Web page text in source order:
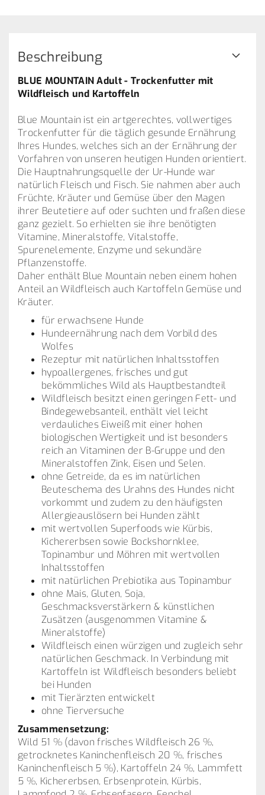
Beschreibung
BLUE MOUNTAIN Adult - Trockenfutter mit
Wildfleisch und Kartoffeln
Blue Mountain ist ein artgerechtes, vollwertiges
Trockenfutter für die täglich gesunde Ernährung
Ihres Hundes, welches sich an der Ernährung der
Vorfahren von unseren heutigen Hunden orientiert.
Die Hauptnahrungsquelle der Ur-Hunde war
natürlich Fleisch und Fisch. Sie nahmen aber auch
Früchte, Kräuter und Gemüse über den Magen
ihrer Beutetiere auf oder suchten und fraßen diese
ganz gezielt. So erhielten sie ihre benötigten
Vitamine, Mineralstoffe, Vitalstoffe,
Spurenelemente, Enzyme und sekundäre
Pflanzenstoffe.
Daher enthält Blue Mountain neben einem hohen
Anteil an Wildfleisch auch Kartoffeln Gemüse und
Kräuter.
für erwachsene Hunde
Hundeernährung nach dem Vorbild des
Wolfes
Rezeptur mit natürlichen Inhaltsstoffen
hypoallergenes, frisches und gut
bekömmliches Wild als Hauptbestandteil
Wildfleisch besitzt einen geringen Fett- und
Bindegewebsanteil, enthält viel leicht
verdauliches Eiweiß mit einer hohen
biologischen Wertigkeit und ist besonders
reich an Vitaminen der B-Gruppe und den
Mineralstoffen Zink, Eisen und Selen.
ohne Getreide, da es im natürlichen
Beuteschema des Urahns des Hundes nicht
vorkommt und zudem zu den häufigsten
Allergieauslösern bei Hunden zählt
mit wertvollen Superfoods wie Kürbis,
Kichererbsen sowie Bockshornklee,
Topinambur und Möhren mit wertvollen
Inhaltsstoffen
mit natürlichen Prebiotika aus Topinambur
ohne Mais, Gluten, Soja,
Geschmacksverstärkern & künstlichen
Zusätzen (ausgenommen Vitamine &
Mineralstoffe)
Wildfleisch einen würzigen und zugleich sehr
natürlichen Geschmack. In Verbindung mit
Kartoffeln ist Wildfleisch besonders beliebt
bei Hunden
mit Tierärzten entwickelt
ohne Tierversuche
Zusammensetzung:
Wild 51 % (davon frisches Wildfleisch 26 %,
getrocknetes Kaninchenfleisch 20 %, frisches
Kaninchenfleisch 5 %), Kartoffeln 24 %, Lammfett
5 %, Kichererbsen, Erbsenprotein, Kürbis,